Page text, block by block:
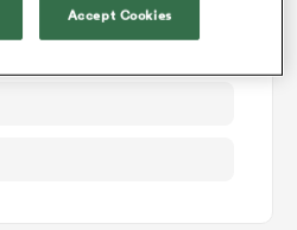
Accept Cookies